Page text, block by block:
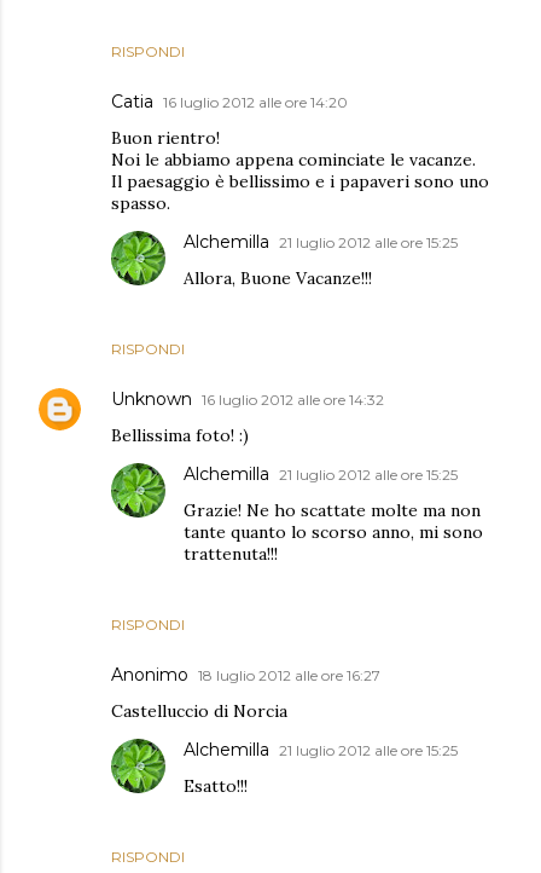
RISPONDI
Catia 16 luglio 2012 alle ore 14:20
Buon rientro!
Noi le abbiamo appena cominciate le vacanze.
Il paesaggio è bellissimo e i papaveri sono uno
spasso.
RISPONDI
Alchemilla 21 luglio 2012 alle ore 15:25
Allora, Buone Vacanze!!!
Unknown 16 luglio 2012 alle ore 14:32
Bellissima foto! :)
RISPONDI
Alchemilla 21 luglio 2012 alle ore 15:25
Grazie! Ne ho scattate molte ma non
tante quanto lo scorso anno, mi sono
trattenuta!!!
Anonimo 18 luglio 2012 alle ore 16:27
Castelluccio di Norcia
RISPONDI
Alchemilla 21 luglio 2012 alle ore 15:25
Esatto!!!